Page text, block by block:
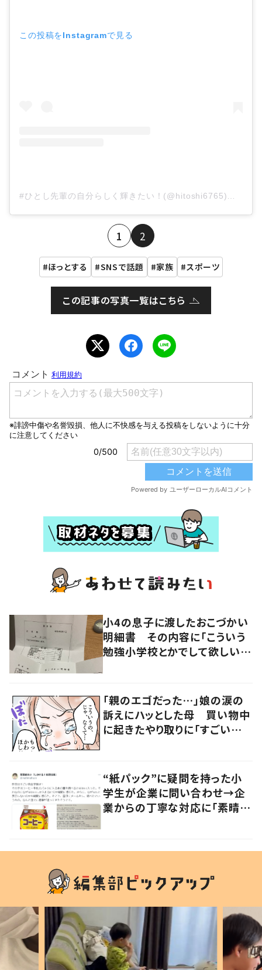
この投稿をInstagramで見る
1 2
ほっとする SNSで話題 家族 スポーツ
この記事の写真一覧はこちら
小4の息子に渡したおこづかい
明細書 その内容に「こういう
勉強小学校とかでして欲しい」
「親のエゴだった…」娘の涙の
訴えにハッとした母 買い物中
に起きたやり取りに「すごい分
“紙パック”に疑問を持った小
学生が企業に問い合わせ→企
業からの丁寧な対応に「素晴ら